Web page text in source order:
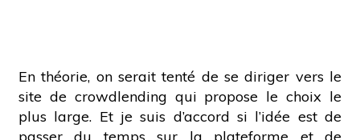
En théorie, on serait tenté de se diriger vers le
site de crowdlending qui propose le choix le
plus large. Et je suis d’accord si l’idée est de